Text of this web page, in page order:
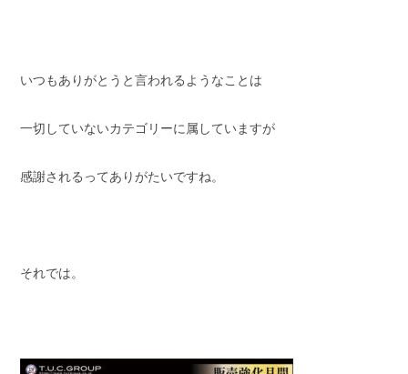
いつもありがとうと言われるようなことは
一切していないカテゴリーに属していますが
感謝されるってありがたいですね。
それでは。